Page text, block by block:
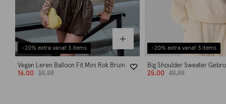
-20% extra vanaf 3 items
Vegan Leren Balloon Fit Mini Rok Bruin
16.00
39.99
-20% extra vanaf 3 items
Big Shoulder Sweater
25.00
49.99